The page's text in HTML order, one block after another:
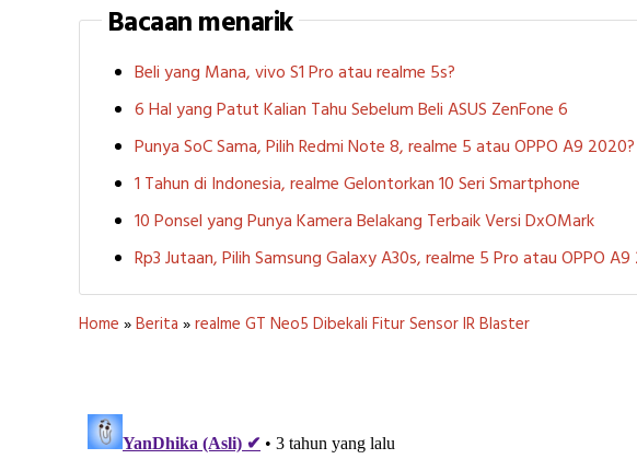
Bacaan menarik
Beli yang Mana, vivo S1 Pro atau realme 5s?
6 Hal yang Patut Kalian Tahu Sebelum Beli ASUS ZenFone 6
Punya SoC Sama, Pilih Redmi Note 8, realme 5 atau OPPO A9 2020?
1 Tahun di Indonesia, realme Gelontorkan 10 Seri Smartphone
10 Ponsel yang Punya Kamera Belakang Terbaik Versi DxOMark
Rp3 Jutaan, Pilih Samsung Galaxy A30s, realme 5 Pro atau OPPO
Home »Berita »realme GT Neo5 Dibekali Fitur Sensor IR Blaster